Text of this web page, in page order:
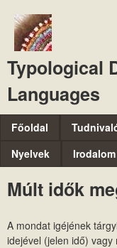
Typological
Languages
M
a
i
n
e
Főoldal
Nyelvek
Irodalom
Múlt idők
A mondat igéjének
idejével (jelen idő)